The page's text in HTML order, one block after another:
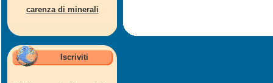
carenza di minerali
Iscriviti